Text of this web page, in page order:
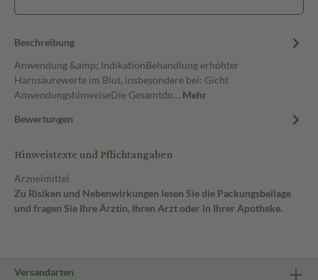
Beschreibung
Anwendung &amp; IndikationBehandlung erhöhter
Harnsäurewerte im Blut, insbesondere bei: Gicht
AnwendungshinweiseDie Gesamtdo… Mehr
Bewertungen
Hinweistexte und Pflichtangaben
Arzneimittel
Zu Risiken und Nebenwirkungen lesen Sie die Packungsbeilage
und fragen Sie Ihre Ärztin, Ihren Arzt oder in Ihrer Apotheke.
Versandarten